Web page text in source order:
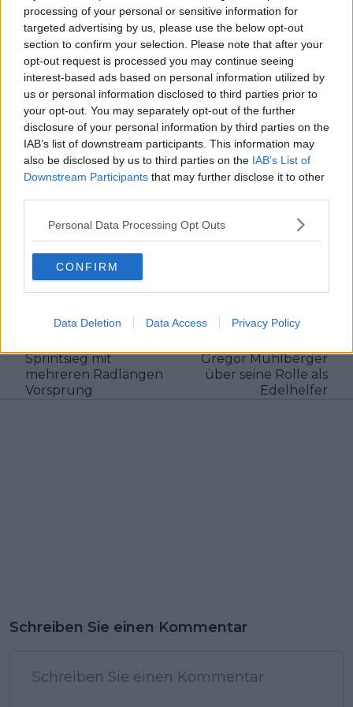
processing of your personal or sensitive information for
targeted advertising by us, please use the below opt-out
section to confirm your selection. Please note that after your
opt-out request is processed you may continue seeing
interest-based ads based on personal information utilized by
us or personal information disclosed to third parties prior to
your opt-out. You may separately opt-out of the further
disclosure of your personal information by third parties on the
IAB’s list of downstream participants. This information may
also be disclosed by us to third parties on the IAB’s List of
Downstream Participants that may further disclose it to other
Personal Data Processing Opt Outs
CONFIRM
Data Deletion Data Access Privacy Policy
Berichterstattung ein. Er studiert Grundschullehramt und
legt bei seinen Artikeln Wert auf sorgfältige
Quellenprüfung, klare Einordnung und verlässliche
Informationen. Inhalte aktualisiert er, sobald neue,
gesicherte Details vorliegen.
Beiträge des Autors ansehen
Besucher 1
Vorheriger Artikel
Ergebnisse Tour de
Suisse Women 2026,
Bäckstedt holt einen
Sprintsieg mit
mehreren Radlängen
Vorsprung
Leader hast, der aufs
kann, das löst in mir
Gregor Mühlberger
über seine Rolle als
Edelhelfer
Schreiben Sie einen Kommentar